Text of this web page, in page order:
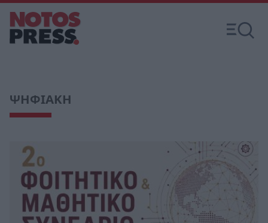
ΨΗΦΙΑΚΗ